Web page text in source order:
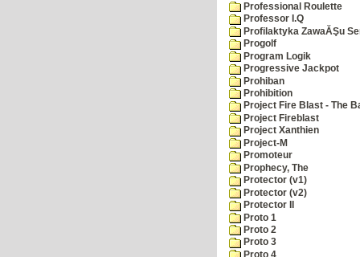
Professional Roulette
Professor I.Q
Profilaktyka ZawaĂŞu
Progolf
Program Logik
Progressive Jackpot
Prohiban
Prohibition
Project Fire Blast - The
Project Fireblast
Project Xanthien
Project-M
Promoteur
Prophecy, The
Protector (v1)
Protector (v2)
Protector II
Proto 1
Proto 2
Proto 3
Proto 4